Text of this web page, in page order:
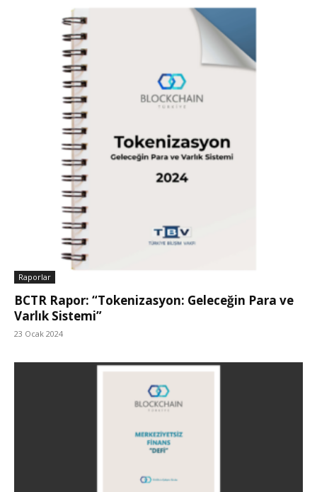
Raporlar
BCTR Rapor: “Tokenizasyon: Geleceğin Para ve
Varlık Sistemi”
23 Ocak 2024